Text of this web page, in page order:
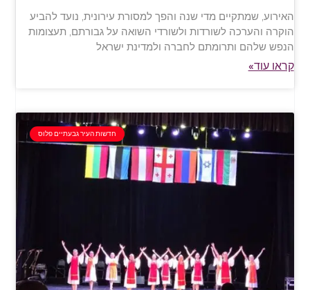
האירוע, שמתקיים מדי שנה והפך למסורת עירונית, נועד להביע
הוקרה והערכה לשורדות ולשורדי השואה על גבורתם, תעצומות
הנפש שלהם ותרומתם לחברה ולמדינת ישראל
קראו עוד»
חדשות העיר גבעתיים פלוס